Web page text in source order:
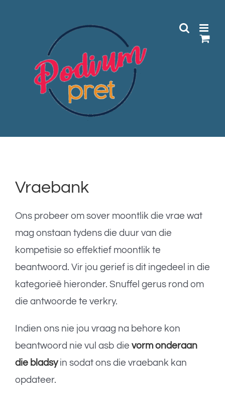
Vraebank
Ons probeer om sover moontlik die vrae wat
mag onstaan tydens die duur van die
kompetisie so effektief moontlik te
beantwoord. Vir jou gerief is dit ingedeel in die
kategorieë hieronder. Snuffel gerus rond om
die antwoorde te verkry.
Indien ons nie jou vraag na behore kon
beantwoord nie vul asb die vorm onderaan
die bladsyin sodat ons die vraebank kan
opdateer.